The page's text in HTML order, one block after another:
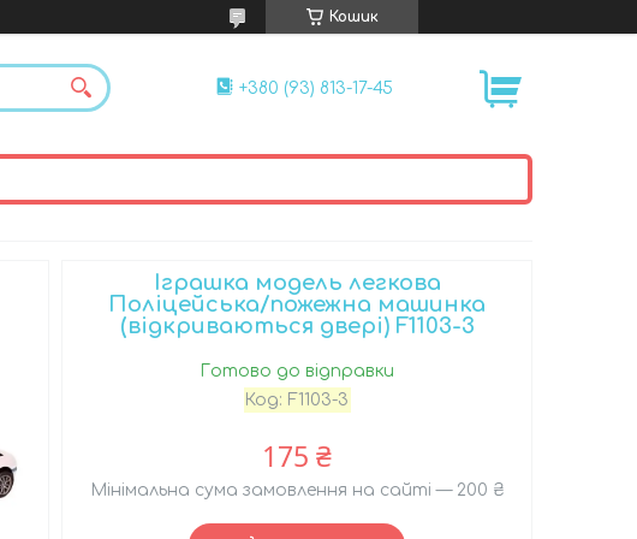
Кошик
+380 (93) 813-17-45
Іграшка модель легкова
Поліцейська/пожежна машинка
(відкриваються двері) F1103-3
Готово до відправки
Код: F1103-3
175 ₴
Мінімальна сума замовлення на сайті — 200 ₴